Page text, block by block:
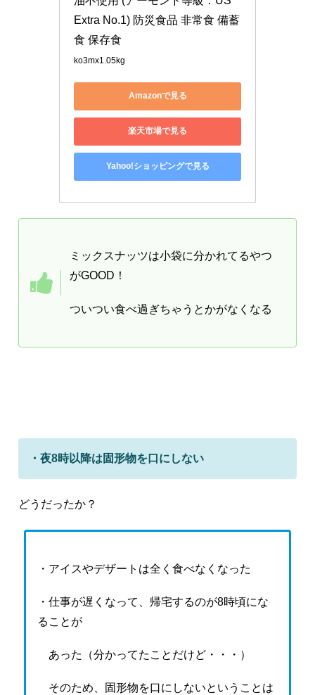
Extra No.1) 防災食品 非常食 備蓄
食 保存食
ko3mx1.05kg
Amazonで見る
楽天市場で見る
Yahoo!ショッピングで見る
ミックスナッツは小袋に分かれてるやつ
がGOOD！
ついつい食べ過ぎちゃうとかがなくなる
・夜8時以降は固形物を口にしない
どうだったか？
・アイスやデザートは全く食べなくなった
・仕事が遅くなって、帰宅するのが8時頃にな
ることが
あった（分かってたことだけど・・・）
そのため、固形物を口にしないということは